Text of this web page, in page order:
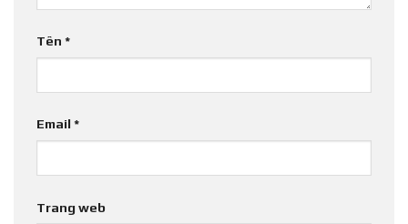
Tên *
Email *
Trang web